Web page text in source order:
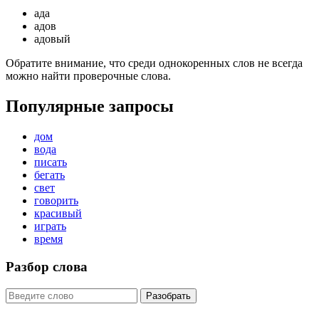
ада
адов
адовый
Обратите внимание, что среди однокоренных слов не всегда
можно найти проверочные слова.
Популярные запросы
дом
вода
писать
бегать
свет
говорить
красивый
играть
время
Разбор слова
Разобрать